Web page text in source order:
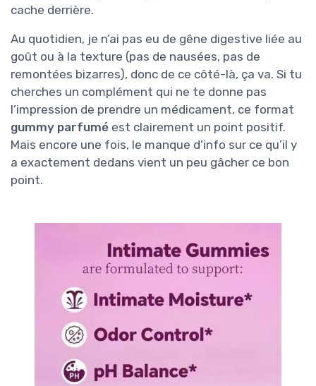
cache derrière.
Au quotidien, je n’ai pas eu de gêne digestive liée au
goût ou à la texture (pas de nausées, pas de
remontées bizarres), donc de ce côté-là, ça va. Si tu
cherches un complément qui ne te donne pas
l’impression de prendre un médicament, ce format
gummy parfumé est clairement un point positif.
Mais encore une fois, le manque d’info sur ce qu’il y
a exactement dedans vient un peu gâcher ce bon
point.